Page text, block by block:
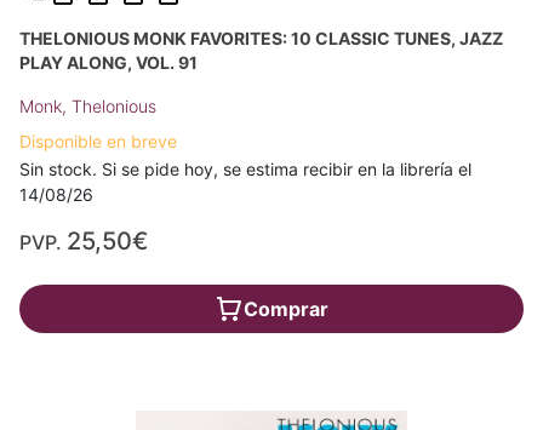
THELONIOUS MONK FAVORITES: 10 CLASSIC TUNES, JAZZ
PLAY ALONG, VOL. 91
Monk, Thelonious
Disponible en breve
Sin stock. Si se pide hoy, se estima recibir en la librería el
14/08/26
PVP. 25,50€
Comprar